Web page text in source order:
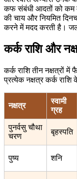
कफ संबंधी आदतों को कम
की चाय और नियमित
करने में मदद करती है। जल
कर्क राशि और
कर्क राशि तीन नक्षत्रों
प्रत्येक नक्षत्र कर्क
नक्षत्र
स्वामी
ग्रह
पुनर्वसु चौथा
चरण
बृहस्पति
पुष्य शनि